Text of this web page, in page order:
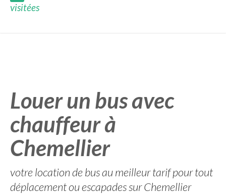
visitées
Louer un bus avec
chauffeur à
Chemellier
votre location de bus au meilleur tarif pour tout
déplacement ou escapades sur Chemellier